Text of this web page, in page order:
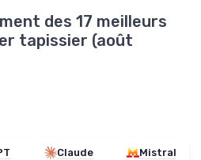
des 17 meilleurs
tapissier (août
Claude Mistral